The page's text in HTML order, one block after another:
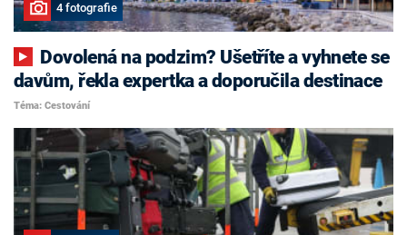
4 fotografie
davům, řekla expertka a doporučila destinace
Téma: Cestování